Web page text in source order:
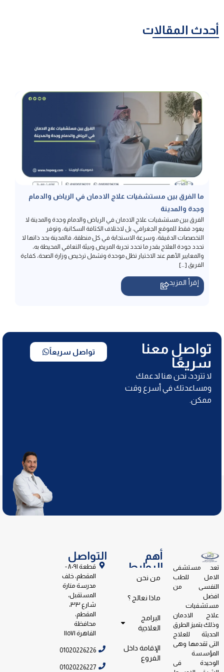
أحدث المقالات
ما الفرق بين مستشفيات علاج الادمان في الرياض والدمام
وجدة والمدينة
الفرق بين مستشفيات علاج الادمان في الرياض والدمام وجدة والمدينة لا
يعود فقط للموقع الجغرافي، بل لاختلاف الكثافة السكانية، وتوفر
التخصصات الدقيقة، وسرعة الاستجابة في كل منطقة، فالمدينة بحد ذاتها لا
تحدد جودة العلاج بقدر ما تحدد تجربة المريض وبيئة التعافي المحيطة به،
والمعايير الأهم عند الاختيار تظل موحدة وتشمل ترخيص وزارة الصحة، كفاءة
الفريق […]
إقرأ المزيد
تواصل معنا
سريعًا
لا تتردد، نحن هنا لدعمك
ومساعدتك في أسرع وقت
ممكن.
تواصل سريعاً
تعد مستشفى
الامل للطب
النفسى من
افضل
مستشفيات
علاج الادمان
وذلك بتميز الطرق
الحديثة للعلاج
التى تقدمها وهى
المؤسسة
الوحيدة فى
أهم
الروابط
من نحن
ماذا نعالج ؟
البرامج
العلاجية
الإقامة داخل
الفروع
التواصل
قطعة ٨٠٩١ -
المقطم، خلف
مدرسة منارة
المستقبل،
شارع ٣٣،
المقطم،
محافظة
القاهرة ١١٥٧١
01020226226
01020226227